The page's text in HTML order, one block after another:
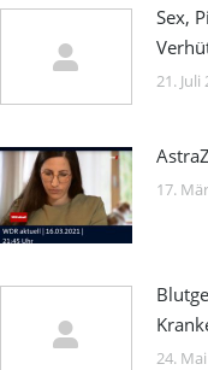
Sex,
21. Juli
17.
24.